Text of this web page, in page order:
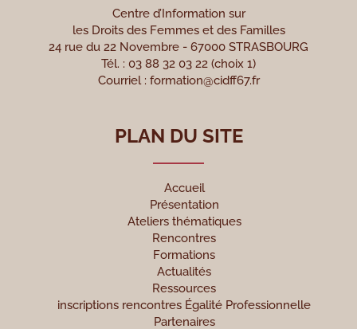
Centre d’Information sur
les Droits des Femmes et des Familles
24 rue du 22 Novembre - 67000 STRASBOURG
Tél. : 03 88 32 03 22 (choix 1)
Courriel : formation@cidff67.fr
PLAN DU SITE
Accueil
Présentation
Ateliers thématiques
Rencontres
Formations
Actualités
Ressources
inscriptions rencontres Égalité Professionnelle
Partenaires